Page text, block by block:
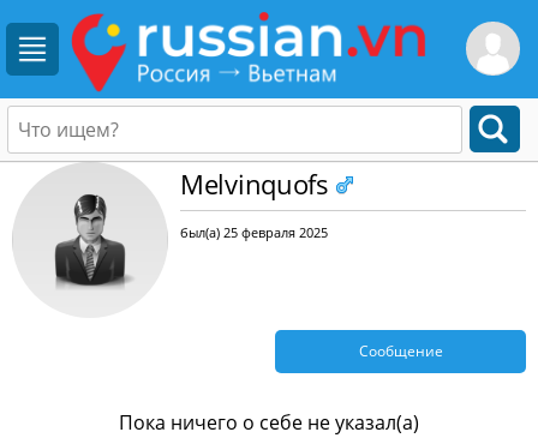
Melvinquofs
был(а) 25 февраля 2025
Сообщение
Пока ничего о себе не указал(а)